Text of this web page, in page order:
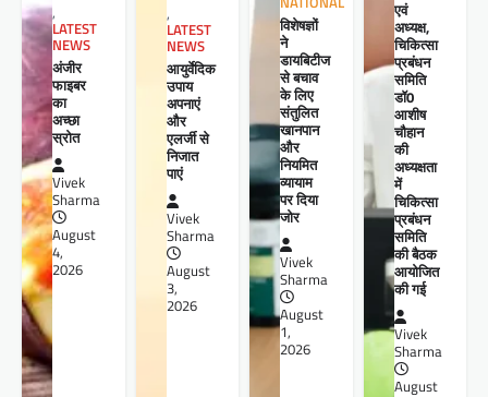
,
LATEST
NEWS
अंजीर
फाइबर
का
अच्छा
स्रोत
Vivek
Sharma
August
4,
2026
,
LATEST
NEWS
आयुर्वेदिक
उपाय
अपनाएं
और
एलर्जी से
निजात
पाएं
Vivek
Sharma
August
3,
2026
विशेषज्ञों
ने
डायबिटीज
से बचाव
के लिए
संतुलित
खानपान
और
नियमित
व्यायाम
पर दिया
जोर
Vivek
Sharma
August
1,
2026
एवं
अध्यक्ष,
चिकित्सा
प्रबंधन
समिति
डॉ0
आशीष
चौहान
की
अध्यक्षता
में
चिकित्सा
प्रबंधन
समिति
की बैठक
आयोजित
की गई
Vivek
Sharma
August